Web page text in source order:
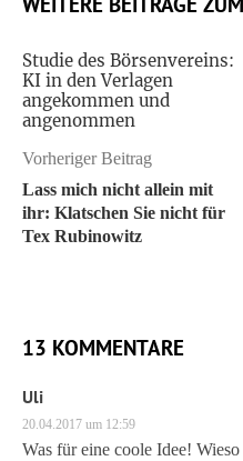
Studie des Börsenvereins:
KI in den Verlagen
angekommen und
angenommen
Vorheriger Beitrag
Lass mich nicht allein mit
ihr: Klatschen Sie nicht für
Tex Rubinowitz
13 KOMMENTARE
Uli
20.04.2017 um 12:59
Was für eine coole Idee!